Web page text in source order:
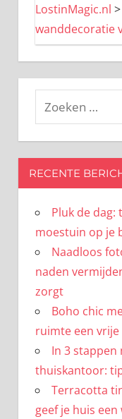
LostinMagic.nl >
wanddecoratie
Zoeken
RECENTE
Pluk de
moestuin op je
Naadloos
naden
zorgt
Boho chic
ruimte een
In 3 stappen
thuiskantoor:
Terracotta
geef je huis